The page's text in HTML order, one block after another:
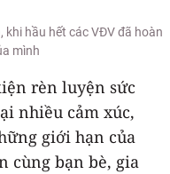
khi hầu hết các VĐV đã hoàn
mình
rèn luyện sức
nhiều cảm xúc,
giới hạn của
cùng bạn bè, gia